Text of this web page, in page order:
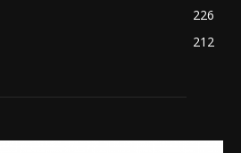
226
212